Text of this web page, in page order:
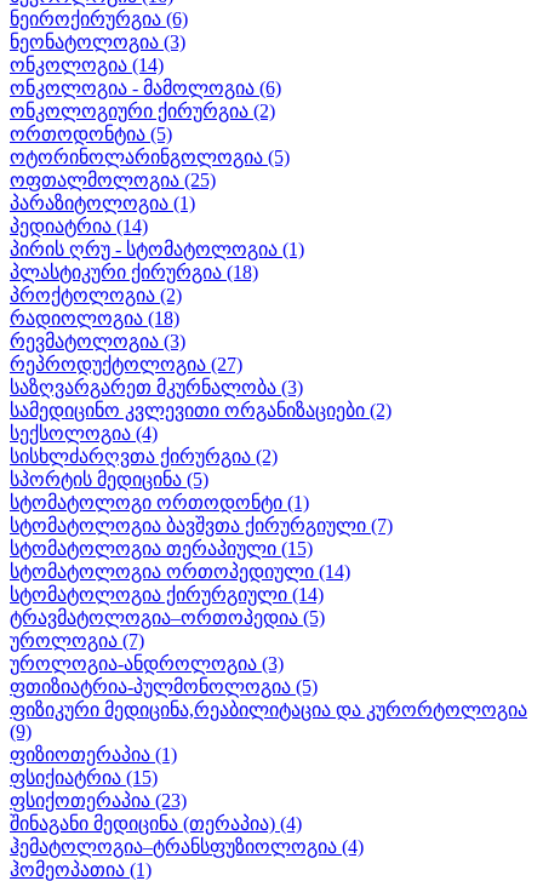
ნეიროქირურგია (6)
ნეონატოლოგია (3)
ონკოლოგია (14)
ონკოლოგია - მამოლოგია (6)
ონკოლოგიური ქირურგია (2)
ორთოდონტია (5)
ოტორინოლარინგოლოგია (5)
ოფთალმოლოგია (25)
პარაზიტოლოგია (1)
პედიატრია (14)
პირის ღრუ - სტომატოლოგია (1)
პლასტიკური ქირურგია (18)
პროქტოლოგია (2)
რადიოლოგია (18)
რევმატოლოგია (3)
რეპროდუქტოლოგია (27)
საზღვარგარეთ მკურნალობა (3)
სამედიცინო კვლევითი ორგანიზაციები (2)
სექსოლოგია (4)
სისხლძარღვთა ქირურგია (2)
სპორტის მედიცინა (5)
სტომატოლოგი ორთოდონტი (1)
სტომატოლოგია ბავშვთა ქირურგიული (7)
სტომატოლოგია თერაპიული (15)
სტომატოლოგია ორთოპედიული (14)
სტომატოლოგია ქირურგიული (14)
ტრავმატოლოგია–ორთოპედია (5)
უროლოგია (7)
უროლოგია-ანდროლოგია (3)
ფთიზიატრია-პულმონოლოგია (5)
ფიზიკური მედიცინა,რეაბილიტაცია და კურორტოლოგია
(9)
ფიზიოთერაპია (1)
ფსიქიატრია (15)
ფსიქოთერაპია (23)
შინაგანი მედიცინა (თერაპია) (4)
ჰემატოლოგია–ტრანსფუზიოლოგია (4)
ჰომეოპათია (1)